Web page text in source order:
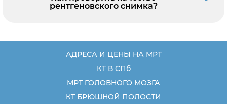
рентгеновского снимка?
АДРЕСА И ЦЕНЫ НА МРТ
КТ В СПб
МРТ ГОЛОВНОГО МОЗГА
КТ БРЮШНОЙ ПОЛОСТИ